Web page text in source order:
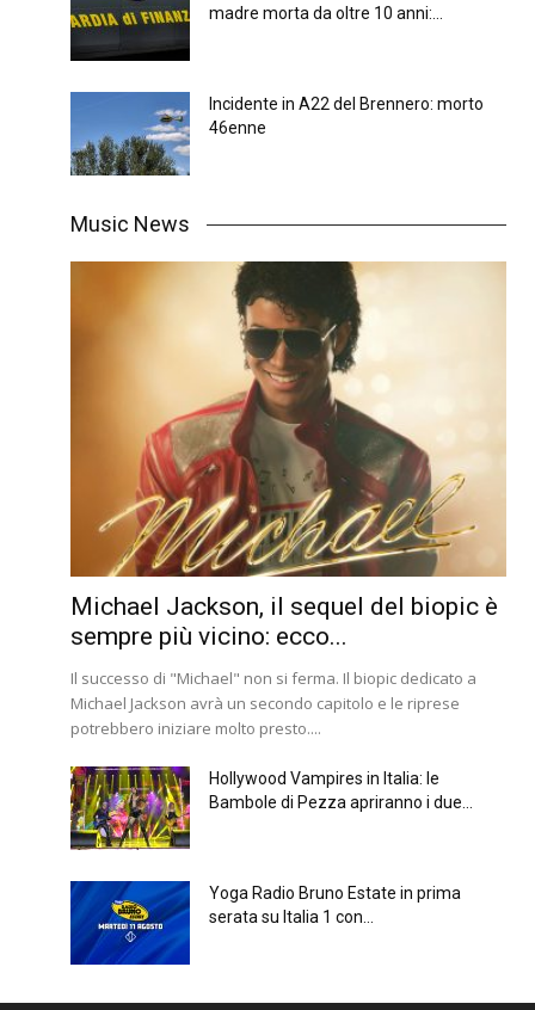
madre morta da oltre 10 anni:...
Incidente in A22 del Brennero: morto
46enne
Music News
Michael Jackson, il sequel del biopic è
sempre più vicino: ecco...
Il successo di "Michael" non si ferma. Il biopic dedicato a
Michael Jackson avrà un secondo capitolo e le riprese
potrebbero iniziare molto presto....
Hollywood Vampires in Italia: le
Bambole di Pezza apriranno i due...
Yoga Radio Bruno Estate in prima
serata su Italia 1 con...